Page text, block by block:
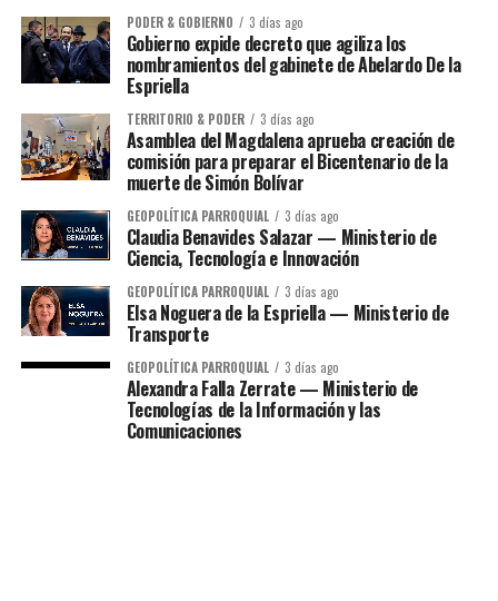
PODER & GOBIERNO 3 días ago
Gobierno expide decreto que agiliza los
nombramientos del gabinete de Abelardo De la
Espriella
TERRITORIO & PODER 3 días ago
Asamblea del Magdalena aprueba creación de
comisión para preparar el Bicentenario de la
muerte de Simón Bolívar
GEOPOLÍTICA PARROQUIAL 3 días ago
Claudia Benavides Salazar — Ministerio de
Ciencia, Tecnología e Innovación
GEOPOLÍTICA PARROQUIAL 3 días ago
Elsa Noguera de la Espriella — Ministerio de
Transporte
GEOPOLÍTICA PARROQUIAL 3 días ago
Alexandra Falla Zerrate — Ministerio de
Tecnologías de la Información y las
Comunicaciones